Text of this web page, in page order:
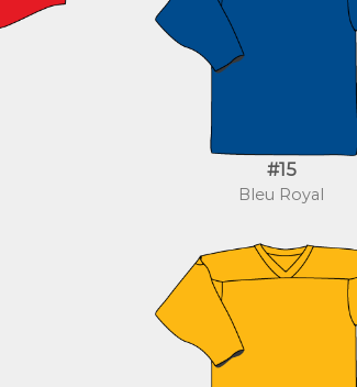
#15
Bleu Royal